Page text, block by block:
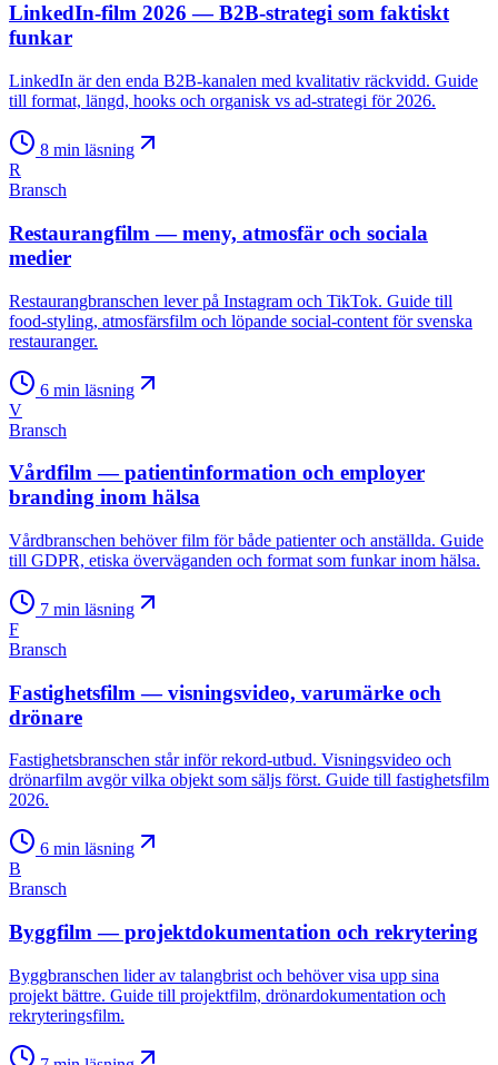
LinkedIn-film 2026 — B2B-strategi som faktiskt
funkar
LinkedIn är den enda B2B-kanalen med kvalitativ räckvidd. Guide
till format, längd, hooks och organisk vs ad-strategi för 2026.
8 min läsning
R
Bransch
Restaurangfilm — meny, atmosfär och sociala
medier
Restaurangbranschen lever på Instagram och TikTok. Guide till
food-styling, atmosfärsfilm och löpande social-content för svenska
restauranger.
6 min läsning
V
Bransch
Vårdfilm — patientinformation och employer
branding inom hälsa
Vårdbranschen behöver film för både patienter och anställda. Guide
till GDPR, etiska överväganden och format som funkar inom hälsa.
7 min läsning
F
Bransch
Fastighetsfilm — visningsvideo, varumärke och
drönare
Fastighetsbranschen står inför rekord-utbud. Visningsvideo och
drönarfilm avgör vilka objekt som säljs först. Guide till fastighetsfilm
2026.
6 min läsning
B
Bransch
Byggfilm — projektdokumentation och rekrytering
Byggbranschen lider av talangbrist och behöver visa upp sina
projekt bättre. Guide till projektfilm, drönardokumentation och
rekryteringsfilm.